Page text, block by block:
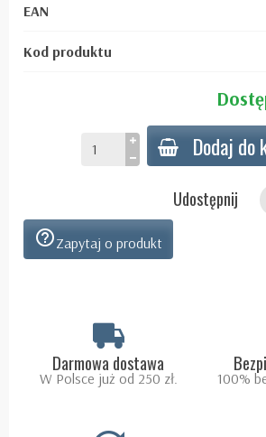
EAN
Kod produktu
Dodaj do
Udostępnij
help_outlineZapytaj o produkt
Darmowa dostawa
W Polsce już od 250 zł.
100%